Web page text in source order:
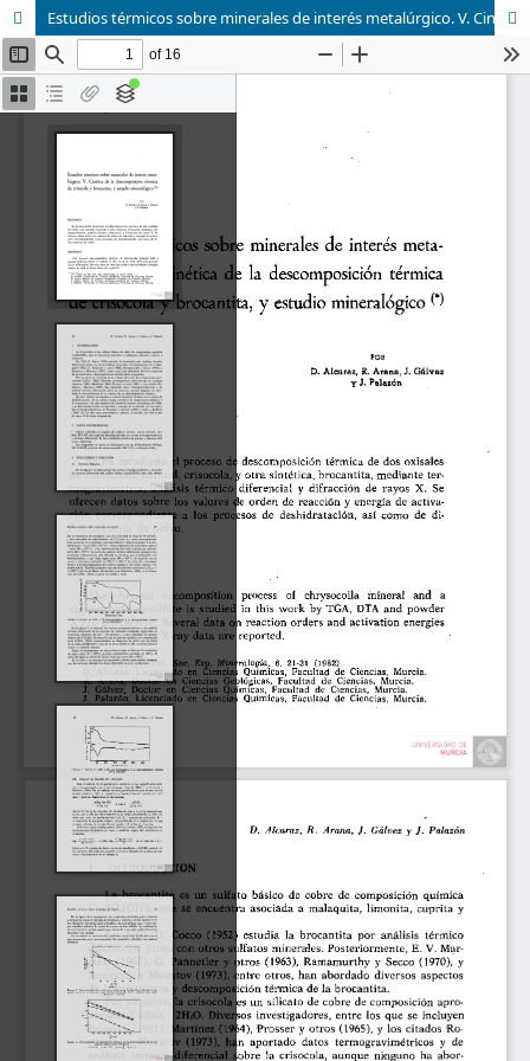
Estudios térmicos sobre minerales de interés metalúrgico. V. Cinética de la descomposición térmica de crisocola y brocantita, y estudio mineralógico